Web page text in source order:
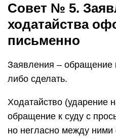
Совет № 5.
ходатайства
письменно
Заявления – обращение
либо сделать.
Ходатайство (ударение
обращение к суду с
но негласно между ними